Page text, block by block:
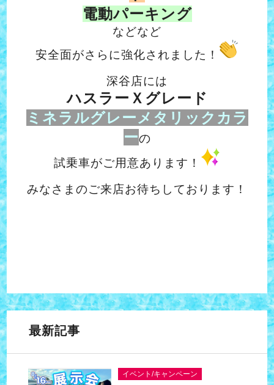
電動パーキング
などなど
安全面がさらに強化されました！
深谷店には
ハスラーＸグレード
ミネラルグレーメタリックカラ
ーの
試乗車がご用意あります！
みなさまのご来店お待ちしております！
最新記事
イベント/キャンペーン